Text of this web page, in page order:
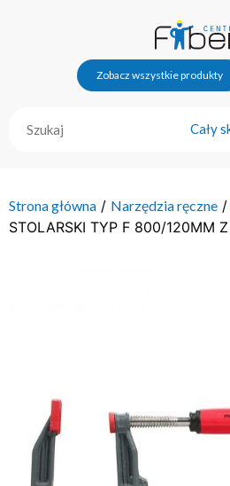
Zobacz wszystkie produkty
Cały
Strona główna / Narzędzia ręczne /
STOLARSKI TYP F 800/120MM Z